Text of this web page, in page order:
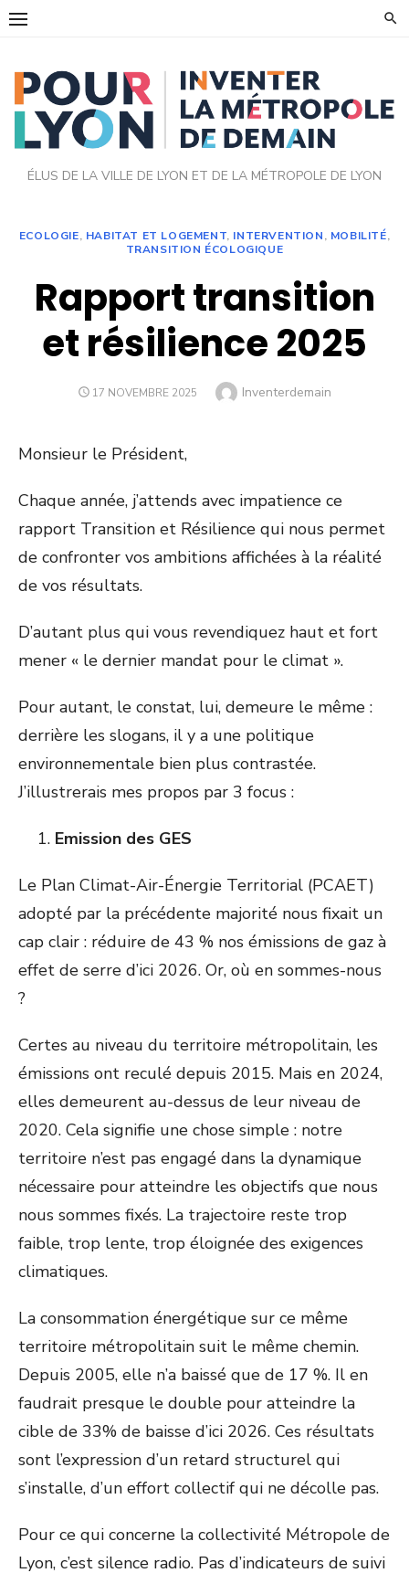
Skip
ÉLUS DE LA VILLE DE LYON ET DE LA MÉTROPOLE DE LYON
ECOLOGIE, HABITAT ET LOGEMENT, INTERVENTION, MOBILITÉ,
TRANSITION ÉCOLOGIQUE
Rapport transition
et résilience 2025
POSTED
17 NOVEMBRE 2025 Author
Inventerdemain
Monsieur le Président,
Chaque année, j’attends avec impatience ce
rapport Transition et Résilience qui nous permet
de confronter vos ambitions affichées à la réalité
de vos résultats.
D’autant plus qui vous revendiquez haut et fort
mener « le dernier mandat pour le climat ».
Pour autant, le constat, lui, demeure le même :
derrière les slogans, il y a une politique
environnementale bien plus contrastée.
J’illustrerais mes propos par 3 focus :
Emission des GES
Le Plan Climat-Air-Énergie Territorial (PCAET)
adopté par la précédente majorité nous fixait un
cap clair : réduire de 43 % nos émissions de gaz à
effet de serre d’ici 2026. Or, où en sommes-nous
?
Certes au niveau du territoire métropolitain, les
émissions ont reculé depuis 2015. Mais en 2024,
elles demeurent au-dessus de leur niveau de
2020. Cela signifie une chose simple : notre
territoire n’est pas engagé dans la dynamique
nécessaire pour atteindre les objectifs que nous
nous sommes fixés. La trajectoire reste trop
faible, trop lente, trop éloignée des exigences
climatiques.
La consommation énergétique sur ce même
territoire métropolitain suit le même chemin.
Depuis 2005, elle n’a baissé que de 17 %. Il en
faudrait presque le double pour atteindre la
cible de 33% de baisse d’ici 2026. Ces résultats
sont l’expression d’un retard structurel qui
s’installe, d’un effort collectif qui ne décolle pas.
Pour ce qui concerne la collectivité Métropole de
Lyon, c’est silence radio. Pas d’indicateurs de suivi